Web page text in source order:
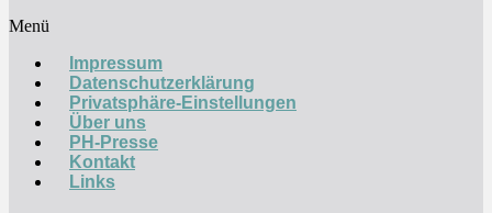
Menü
Impressum
Datenschutzerklärung
Privatsphäre-Einstellungen
Über uns
PH-Presse
Kontakt
Links